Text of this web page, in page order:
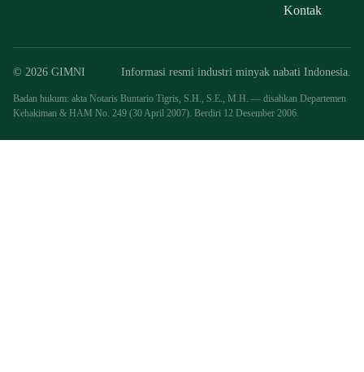
Kontak
© 2026 GIMNI Informasi resmi industri minyak nabati Indonesia.
Badan hukum: akta Notaris Buntario Tigris, S.H., S.E., M.H. — disahkan Departemen
Kehakiman & HAM No. 249 (30 April 2007). Berdiri 12 Desember 2006.